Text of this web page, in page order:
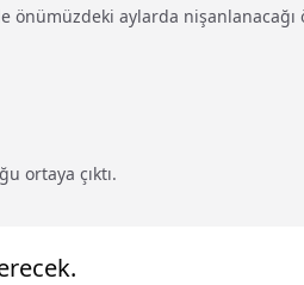
önümüzdeki aylarda
ortaya çıktı.